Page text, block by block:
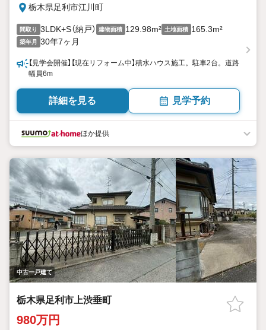
栃木県足利市江川町
間取り 3LDK+S（納戸） 建物面積 129.98m² 土地面積 165.3m²
築年月 30年7ヶ月
【見学会開催】【現在リフォーム中】積水ハウス施工。駐車2台。道路
幅員6m
詳細を見る 見学予約
ほか提供
中古一戸建て
栃木県足利市上渋垂町
980万円